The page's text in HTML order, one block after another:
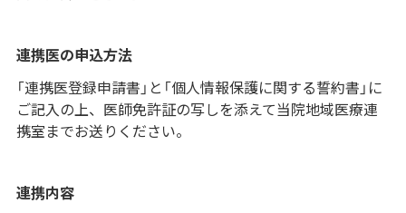
連携医の申込方法
「連携医登録申請書」と「個人情報保護に関する誓約書」に
ご記入の上、医師免許証の写しを添えて当院地域医療連
携室までお送りください。
連携内容